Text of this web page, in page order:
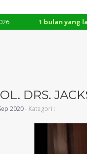
1 bulan yang lalu/
DRS.
2020- Kategori :